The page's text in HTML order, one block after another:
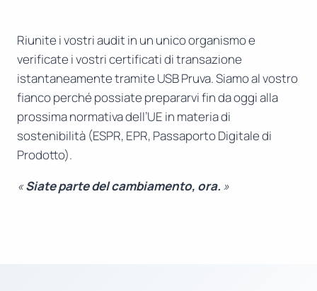
Riunite i vostri audit in un unico organismo e
verificate i vostri certificati di transazione
istantaneamente tramite USB Pruva. Siamo al vostro
fianco perché possiate prepararvi fin da oggi alla
prossima normativa dell’UE in materia di
sostenibilità (ESPR, EPR, Passaporto Digitale di
Prodotto).
«Siate parte del cambiamento, ora. »